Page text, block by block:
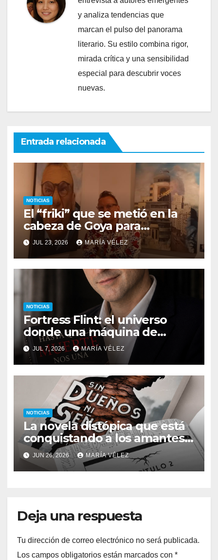
y analiza tendencias que
marcan el pulso del panorama
literario. Su estilo combina rigor,
mirada crítica y una sensibilidad
especial para descubrir voces
nuevas.
Entrada relacionada
NOTICIAS
El “friki” que se metió en la
cabeza de Goya para
descubrir qué esconden sus
monstruos
JUL 23, 2026 MARÍA VÉLEZ
NOTICIAS
Fortress Flint: el universo
donde una máquina de
escribir, un silbido o un
recuerdo pueden cambiarlo
todo
JUL 7, 2026 MARÍA VÉLEZ
NOTICIAS
La novela distópica que está
conquistando a los amantes
del romance y la ciencia
ficción: así es Sin dueños ni
señores
JUN 26, 2026 MARÍA VÉLEZ
Deja una respuesta
Tu dirección de correo electrónico no será publicada.
Los campos obligatorios están marcados con *